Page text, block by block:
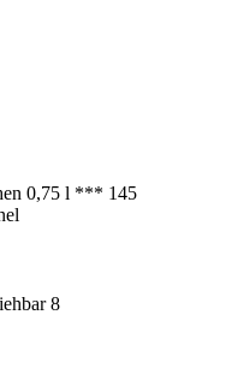
0,75 l *** 145
8